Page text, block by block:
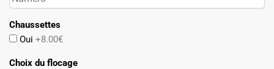
Chaussettes
Oui +8.00€
Choix du flocage